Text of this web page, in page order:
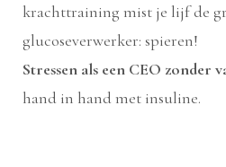
krachttraining mist je lijf de
glucoseverwerker: spieren!
Stressen als een CEO zonder
hand in hand met insuline.